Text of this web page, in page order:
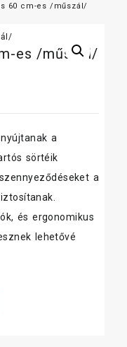
60 cm-es /műszál/
es /műszál/
a
sörtéik
a
és ergonomikus
lehetővé